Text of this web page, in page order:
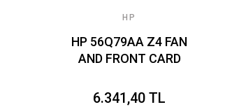
HP
HP 56Q79AA Z4 FAN
AND FRONT CARD
6.341,40 TL